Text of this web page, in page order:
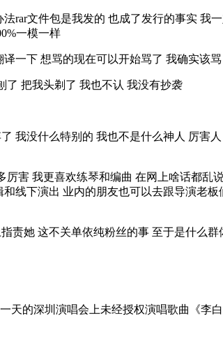
文件包是我发的 也成了发行的事实 我
一模一样
下 想骂的现在可以开始骂了 我确实该
把我头剃了 我也不认 我没有抄袭
没什么特别的 我也不是什么神人 厉害
我更喜欢练琴和编曲 在网上啥话都乱
线下演出 业内的朋友也可以去跟导演老
她 这不关单依纯粉丝的事 至于是什么群
的深圳演唱会上未经授权演唱歌曲《李白